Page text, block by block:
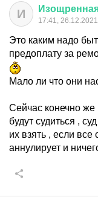
И 17:41, 26.12.2021
Это каким надо
предоплату за
Мало ли что они
Сейчас конечно же
будут судиться ,
их взять , если
аннулирует и